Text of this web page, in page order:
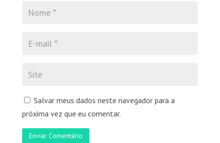
Salvar meus dados neste navegador para a
próxima vez que eu comentar.
Enviar Comentário